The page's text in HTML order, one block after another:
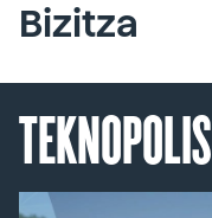
Bizitza
TEKNOPOLIS